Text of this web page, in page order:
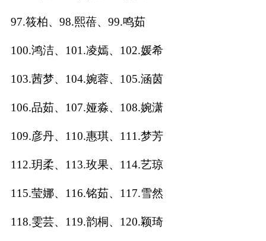
97.筱柏、98.熙蓓、99.鸣茹
100.鸿洁、101.凌嫣、102.媛希
103.茜梦、104.婉蓉、105.涵茵
106.品茹、107.娅淼、108.婉潇
109.彦丹、110.惠琪、111.梦芳
112.玥柔、113.玫果、114.艺琼
115.莹娜、116.铭茹、117.雪然
118.雯芸、119.韵桐、120.颖琦